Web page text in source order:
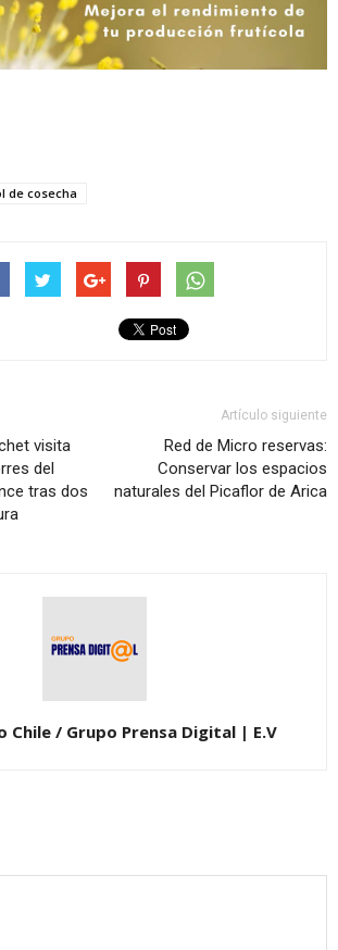
de cosecha
visita
del
tras dos
Artículo siguiente
Red de Micro reservas:
Conservar los espacios
naturales del Picaflor de Arica
Chile / Grupo Prensa Digital | E.V